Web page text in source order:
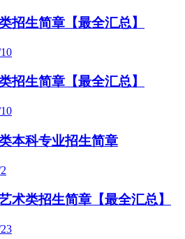
招生简章【最全汇总】
招生简章【最全汇总】
本科专业招生简章
术类招生简章【最全汇总】